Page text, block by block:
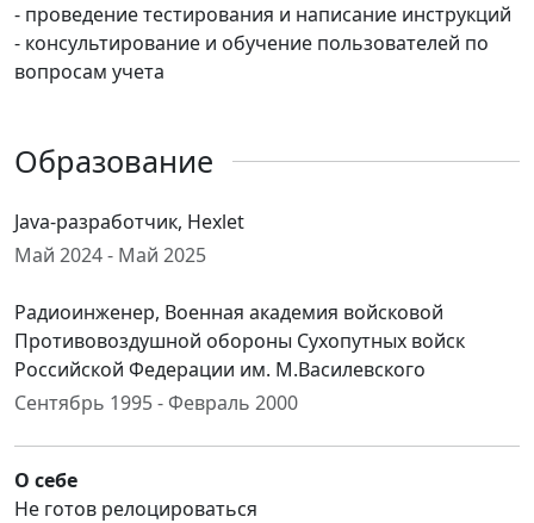
- проведение тестирования и написание инструкций
- консультирование и обучение пользователей по
вопросам учета
Образование
Java-разработчик, Hexlet
Май 2024 - Май 2025
Радиоинженер, Военная академия войсковой
Противовоздушной обороны Сухопутных войск
Российской Федерации им. М.Василевского
Сентябрь 1995 - Февраль 2000
О себе
Не готов релоцироваться